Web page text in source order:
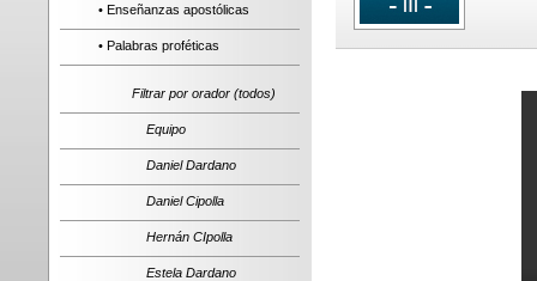
• Enseñanzas apostólicas
• Palabras proféticas
Filtrar por orador (todos)
Equipo
Daniel Dardano
Daniel Cipolla
Hernán CIpolla
Estela Dardano